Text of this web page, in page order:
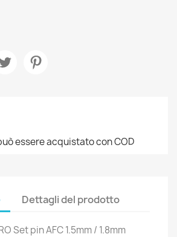
desideri
essere acquistato con COD
Dettagli del prodotto
Set pin AFC 1.5mm / 1.8mm